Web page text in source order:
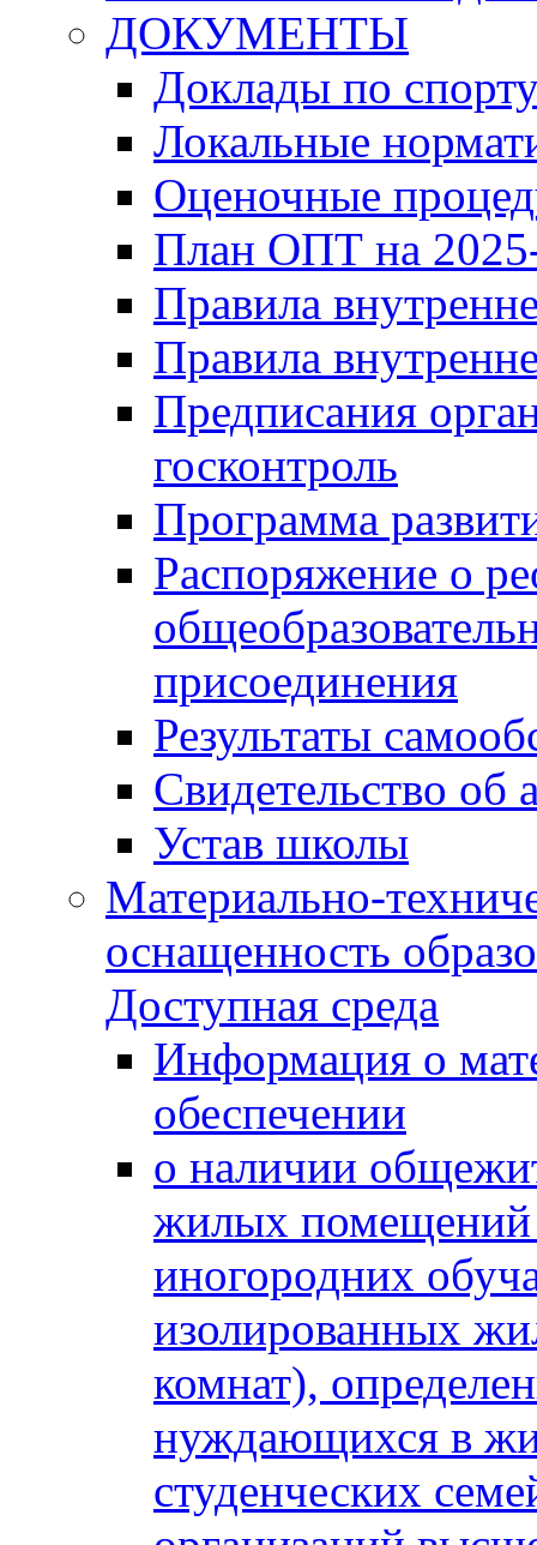
ДОКУМЕНТЫ
Доклады по
Локальные
Оценочные
План ОПТ на
Правила
Правила
Предписания
госконтроль
Программа
Распоряжение о
присоединения
Результаты
Свидетельство об
Устав школы
Материально-
оснащенность
Доступная среда
Информация о
обеспечении
о наличии
жилых помещений
иногородних
изолированных
комнат),
нуждающихся в
студенческих